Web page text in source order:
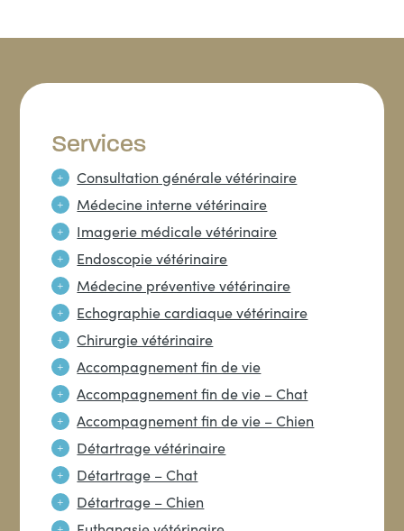
Services
Consultation générale vétérinaire
Médecine interne vétérinaire
Imagerie médicale vétérinaire
Endoscopie vétérinaire
Médecine préventive vétérinaire
Echographie cardiaque vétérinaire
Chirurgie vétérinaire
Accompagnement fin de vie
Accompagnement fin de vie – Chat
Accompagnement fin de vie – Chien
Détartrage vétérinaire
Détartrage – Chat
Détartrage – Chien